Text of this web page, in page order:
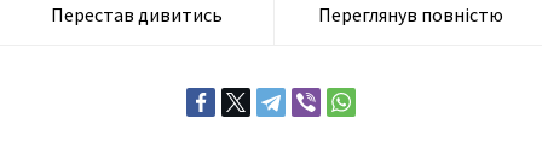
Перестав дивитись Переглянув повністю